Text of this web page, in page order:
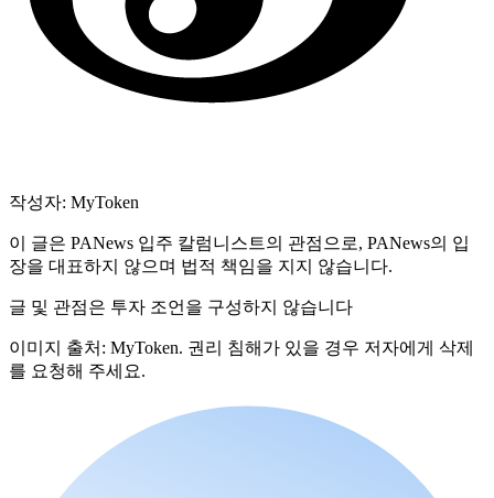
작성자: MyToken
이 글은 PANews 입주 칼럼니스트의 관점으로, PANews의 입
장을 대표하지 않으며 법적 책임을 지지 않습니다.
글 및 관점은 투자 조언을 구성하지 않습니다
이미지 출처: MyToken. 권리 침해가 있을 경우 저자에게 삭제
를 요청해 주세요.